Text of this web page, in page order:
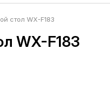
стол WX-F183
WX-F183